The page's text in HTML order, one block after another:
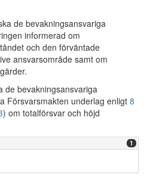
de bevakningsansvariga
informerad om
och den förväntade
ansvarsområde samt om
de bevakningsansvariga
Försvarsmakten underlag enligt 8
) om totalförsvar och höjd
1